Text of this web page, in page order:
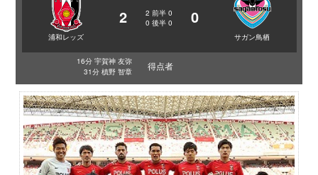
浦和レッズ
2 2 前半 0
0 後半 0 0
サガン鳥栖
16分 宇賀神 友弥
31分 槙野 智章
得点者